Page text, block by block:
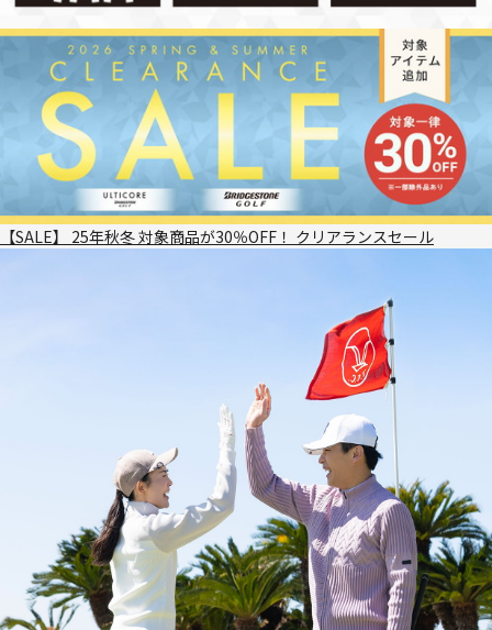
【SALE】 25年秋冬 対象商品が30％OFF！ クリアランスセール